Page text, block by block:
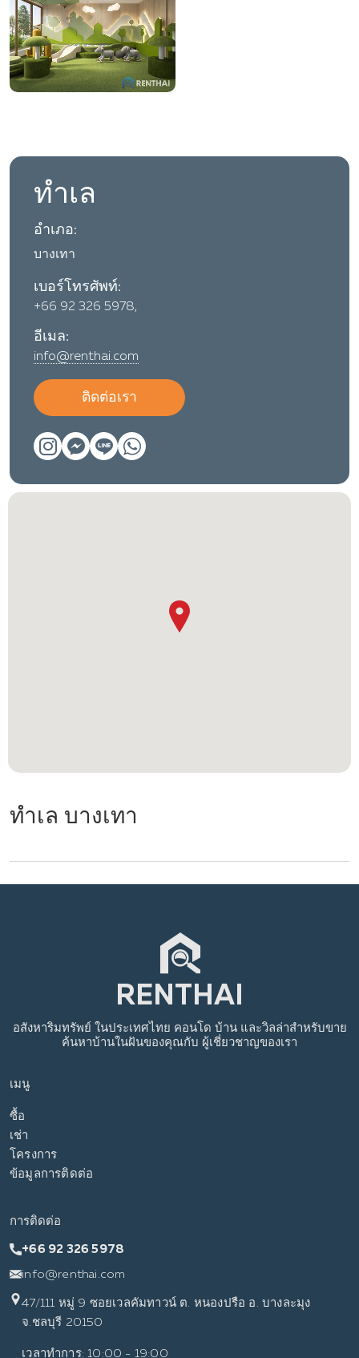
ทำเล
อำเภอ:
บางเทา
เบอร์โทรศัพท์:
+66 92 326 5978,
อีเมล:
info@renthai.com
ติดต่อเรา
ทำเล บางเทา
เมนู
ซื้อ
เช่า
โครงการ
ข้อมูลการติดต่อ
อสังหาริมทรัพย์ ในประเทศไทย คอนโด บ้าน และวิลล่าสำหรับขาย
ค้นหาบ้านในฝันของคุณกับ ผู้เชี่ยวชาญของเรา
การติดต่อ
+66 92 326 5978
info@renthai.com
47/111 หมู่ 9 ซอยเวลคัมทาวน์ ต. หนองปรือ อ. บางละมุง
จ.ชลบุรี 20150
เวลาทำการ: 10:00 - 19:00